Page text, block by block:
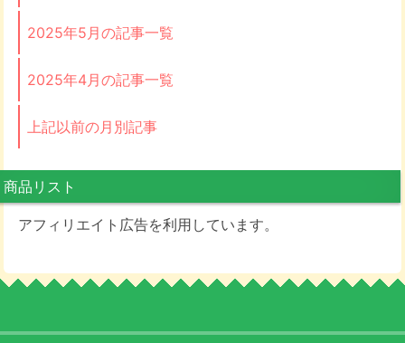
2025年5月の記事一覧
2025年4月の記事一覧
上記以前の月別記事
商品リスト
アフィリエイト広告を利用しています。